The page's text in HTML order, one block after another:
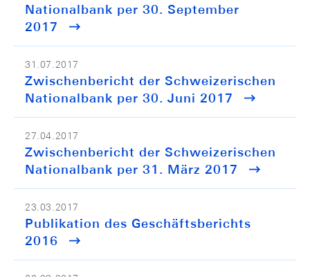
Nationalbank per 30. September
2017
31.07.2017
Zwischenbericht der Schweizerischen
Nationalbank per 30. Juni 2017
27.04.2017
Zwischenbericht der Schweizerischen
Nationalbank per 31. März 2017
23.03.2017
Publikation des Geschäftsberichts
2016